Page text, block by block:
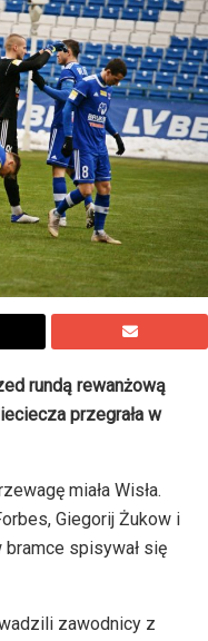
rundą rewanżową
przegrała w
miała Wisła.
Giegorij Żukow i
spisywał się
zawodnicy z